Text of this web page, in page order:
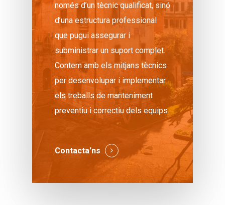
només d’un tècnic qualificat, sinó
d’una estructura professional
que pugui assegurar i
subministrar un suport complet.
Contem amb els mitjans tècnics
per desenvolupar i implementar
els treballs de manteniment
preventiu i correctiu dels equips.
Contacta'ns